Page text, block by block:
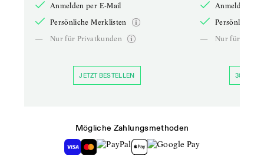
Anmelden per E-Mail
Persönliche Merklisten
—
Nur für Privatkunden
JETZT BESTELLEN
Anmelden
Persönliche
—
Nur für
30 TAGE
Mögliche Zahlungsmethoden